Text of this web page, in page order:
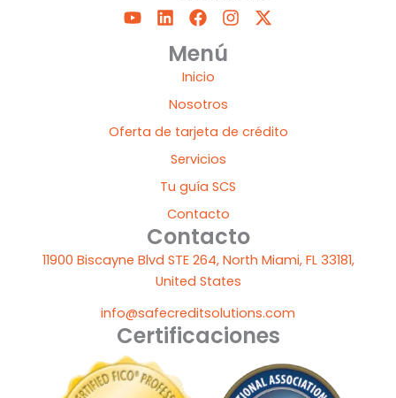
Y
o
L
i
n
k
d
n
F
a
c
e
b
o
k
I
n
a
X
-
e
Menú
Inicio
Nosotros
Oferta de tarjeta de crédito
Servicios
Tu guía SCS
Contacto
Contacto
11900 Biscayne Blvd STE 264, North Miami, FL 33181,
United States
info@safecreditsolutions.com
Certificaciones